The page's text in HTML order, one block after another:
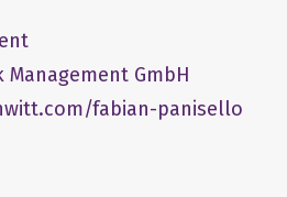
Management GmbH​
fabian-panisello